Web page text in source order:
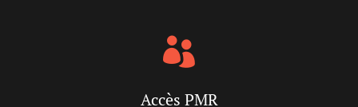

Accès PMR